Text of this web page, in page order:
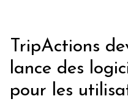
TripActions
lance des
pour les